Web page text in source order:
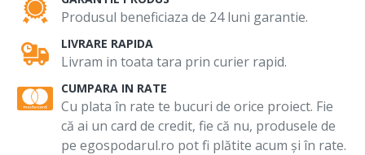
Produsul beneficiaza de 24 luni garantie.
LIVRARE RAPIDA
Livram in toata tara prin curier rapid.
CUMPARA IN RATE
Cu plata în rate te bucuri de orice proiect. Fie
că ai un card de credit, fie că nu, produsele de
pe egospodarul.ro pot fi plătite acum și în rate.